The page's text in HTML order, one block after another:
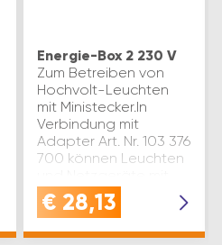
Energie-Box 2 230 V
Zum Betreiben von
Hochvolt-Leuchten
mit Ministecker.In
Verbindung mit
Adapter Art. Nr. 103 376
700 können Leuchten
Euro-Flachstecker
betrieben werden.
€ 28,13